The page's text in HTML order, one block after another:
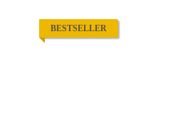
BESTSELLER